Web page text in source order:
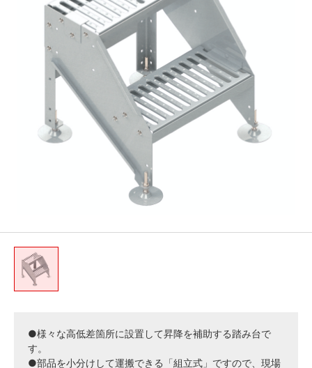
●様々な高低差箇所に設置して昇降を補助する踏み台で
す。
●部品を小分けして運搬できる「組立式」ですので、現場